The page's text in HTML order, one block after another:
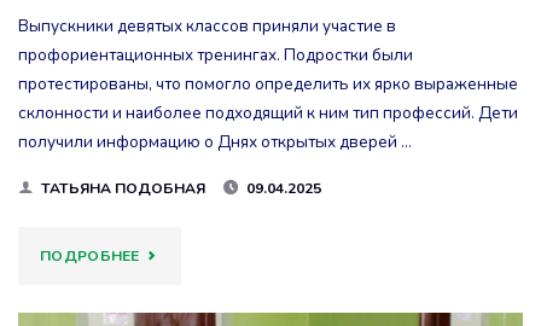
Выпускники девятых классов приняли участие в
профориентационных тренингах. Подростки были
протестированы, что помогло определить их ярко выраженные
склонности и наиболее подходящий к ним тип профессий. Дети
получили информацию о Днях открытых дверей …
ТАТЬЯНА ПОДОБНАЯ 09.04.2025
ПОДРОБНЕЕ"ВЫЯВИЛИ